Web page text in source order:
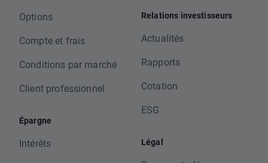
Options
Compte et frais
Conditions par marché
Client professionnel
Épargne
Intérêts
Relations investisseurs
Actualités
Rapports
Cotation
ESG
Légal